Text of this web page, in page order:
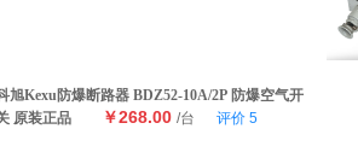
旭Kexu防爆断路器 BDZ52-10A/2P 防爆空气开
原装正品
￥268.00 /台 评价 5